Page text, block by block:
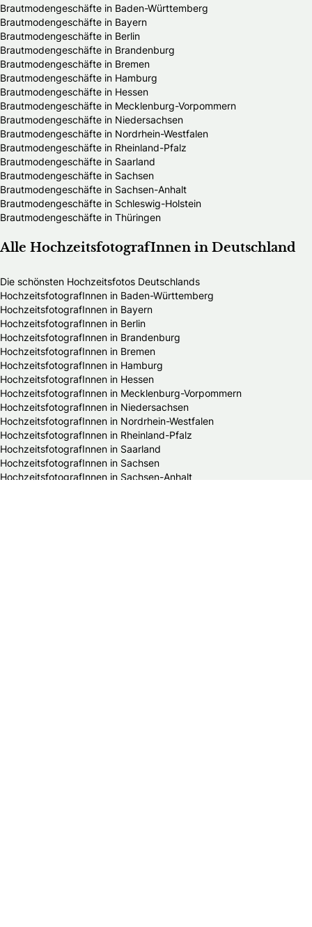
Brautmodengeschäfte in Baden-Württemberg
Brautmodengeschäfte in Bayern
Brautmodengeschäfte in Berlin
Brautmodengeschäfte in Brandenburg
Brautmodengeschäfte in Bremen
Brautmodengeschäfte in Hamburg
Brautmodengeschäfte in Hessen
Brautmodengeschäfte in Mecklenburg-Vorpommern
Brautmodengeschäfte in Niedersachsen
Brautmodengeschäfte in Nordrhein-Westfalen
Brautmodengeschäfte in Rheinland-Pfalz
Brautmodengeschäfte in Saarland
Brautmodengeschäfte in Sachsen
Brautmodengeschäfte in Sachsen-Anhalt
Brautmodengeschäfte in Schleswig-Holstein
Brautmodengeschäfte in Thüringen
Alle HochzeitsfotografInnen in Deutschland
Die schönsten Hochzeitsfotos Deutschlands
HochzeitsfotografInnen in Baden-Württemberg
HochzeitsfotografInnen in Bayern
HochzeitsfotografInnen in Berlin
HochzeitsfotografInnen in Brandenburg
HochzeitsfotografInnen in Bremen
HochzeitsfotografInnen in Hamburg
HochzeitsfotografInnen in Hessen
HochzeitsfotografInnen in Mecklenburg-Vorpommern
HochzeitsfotografInnen in Niedersachsen
HochzeitsfotografInnen in Nordrhein-Westfalen
HochzeitsfotografInnen in Rheinland-Pfalz
HochzeitsfotografInnen in Saarland
HochzeitsfotografInnen in Sachsen
HochzeitsfotografInnen in Sachsen-Anhalt